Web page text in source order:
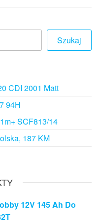
Szukaj
CDI 2001 Matt
94H
SCF813/14
187 KM
12V 145 Ah Do